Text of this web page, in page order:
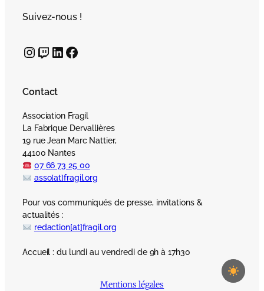
Suivez-nous !
InstagramTwitch LinkedIn Facebook
Contact
Association Fragil
La Fabrique Dervallières
19 rue Jean Marc Nattier,
44100 Nantes
07 66 73 25 00
asso[at]fragil.org
Pour vos communiqués de presse, invitations &
actualités :
redaction[at]fragil.org
Accueil : du lundi au vendredi de 9h à 17h30
Mentions légales